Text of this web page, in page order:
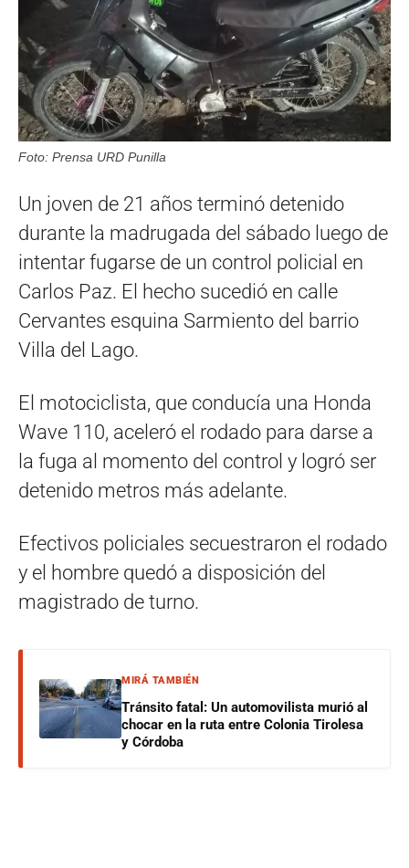
Foto: Prensa URD Punilla
Un joven de 21 años terminó detenido
durante la madrugada del sábado luego de
intentar fugarse de un control policial en
Carlos Paz. El hecho sucedió en calle
Cervantes esquina Sarmiento del barrio
Villa del Lago.
El motociclista, que conducía una Honda
Wave 110, aceleró el rodado para darse a
la fuga al momento del control y logró ser
detenido metros más adelante.
Efectivos policiales secuestraron el rodado
y el hombre quedó a disposición del
magistrado de turno.
MIRÁ TAMBIÉN
Tránsito fatal: Un automovilista murió al
chocar en la ruta entre Colonia Tirolesa
y Córdoba